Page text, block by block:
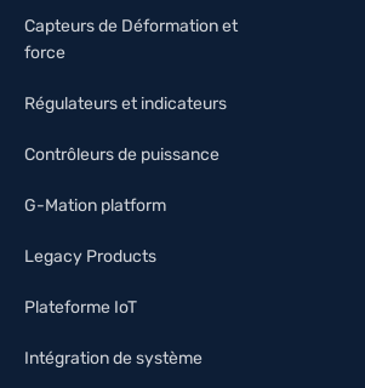
Capteurs de Déformation et
force
Régulateurs et indicateurs
Contrôleurs de puissance
G-Mation platform
Legacy Products
Plateforme IoT
Intégration de système